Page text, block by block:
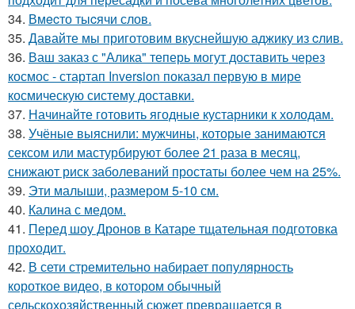
34. Вмecто тыcячи слов.
35. Давайте мы приготовим вкуснейшую аджику из cлив.
36. Ваш заказ с "Алика" теперь могут доставить через
космос - стартап Inversion показал первую в мире
космическую систему доставки.
37. Начинайте готовить ягодные кустарники к холодам.
38. Учёные выяснили: мужчины, которые занимаются
сексом или мастурбируют более 21 раза в месяц,
снижают риск заболеваний простаты более чем на 25%.
39. Эти малыши, размером 5-10 см.
40. Калина с медом.
41. Перед шоу Дронов в Катаре тщательная подготовка
проходит.
42. В сети стремительно набирает популярность
короткое видео, в котором обычный
сельскохозяйственный сюжет превращается в